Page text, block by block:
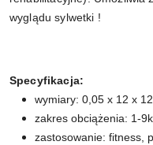
wyglądu sylwetki !
Specyfikacja:
wymiary: 0,05 x 12 x
zakres obciążenia: 1-
zastosowanie: fitness,